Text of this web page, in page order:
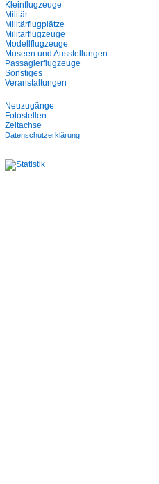
Kleinflugzeuge
Militär
Militärflugplätze
Militärflugzeuge
Modellflugzeuge
Museen und Ausstellungen
Passagierflugzeuge
Sonstiges
Veranstaltungen
Neuzugänge
Fotostellen
Zeitachse
Datenschutzerklärung